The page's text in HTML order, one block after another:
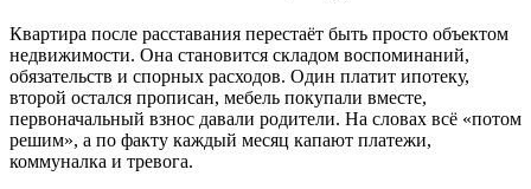
Квартира после расставания перестаёт быть просто объектом
недвижимости. Она становится складом воспоминаний,
обязательств и спорных расходов. Один платит ипотеку,
второй остался прописан, мебель покупали вместе,
первоначальный взнос давали родители. На словах всё «потом
решим», а по факту каждый месяц капают платежи,
коммуналка и тревога.